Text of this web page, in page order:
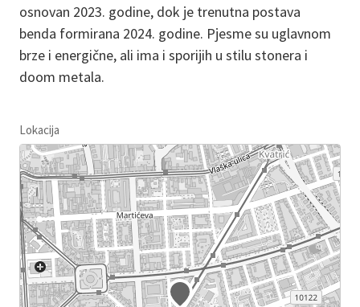
osnovan 2023. godine, dok je trenutna postava
benda formirana 2024. godine. Pjesme su uglavnom
brze i energične, ali ima i sporijih u stilu stonera i
doom metala.
Lokacija